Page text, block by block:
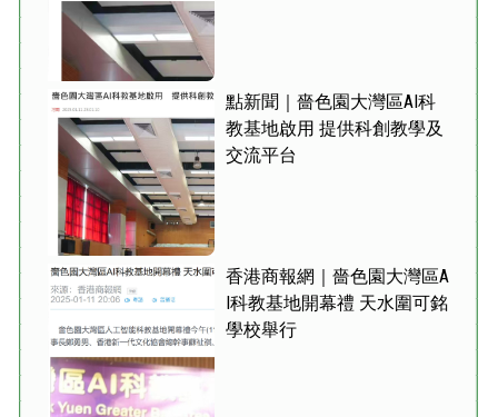
點新聞｜嗇色園大灣區AI科
教基地啟用 提供科創教學及
交流平台
香港商報網｜嗇色園大灣區A
I科教基地開幕禮 天水圍可銘
學校舉行